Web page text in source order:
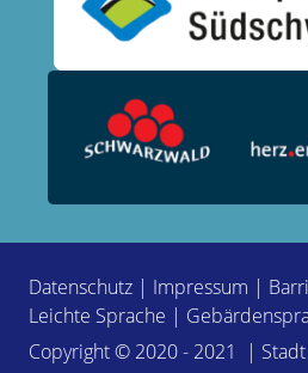
Datenschutz | Impressum |
Leichte Sprache |
Copyright © 2020 - 2021 |